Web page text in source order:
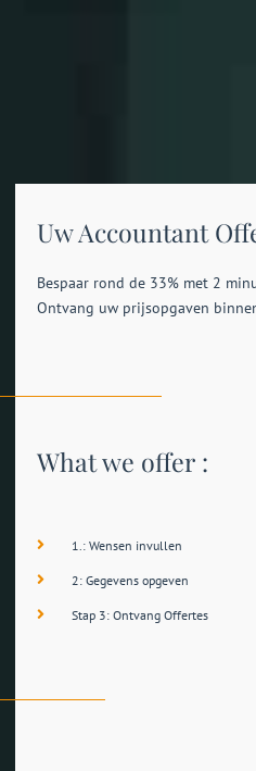
Uw Accountant
Bespaar rond de 33% met 2
Ontvang uw prijsopgaven
What we offer :
1.: Wensen invullen
2: Gegevens opgeven
Stap 3: Ontvang Offertes